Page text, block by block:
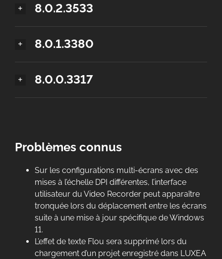
8.0.2.3533
8.0.1.3380
8.0.0.3317
Problèmes connus
Sur les configurations multi-écrans avec des
mises à l’échelle DPI différentes, l’interface
utilisateur du Video Recorder peut apparaître
tronquée lors du déplacement entre les écrans
suite à une mise à jour spécifique de Windows
11.
L’effet de texte Flou sera supprimé lors du
chargement d’un projet enregistré dans LUXEA